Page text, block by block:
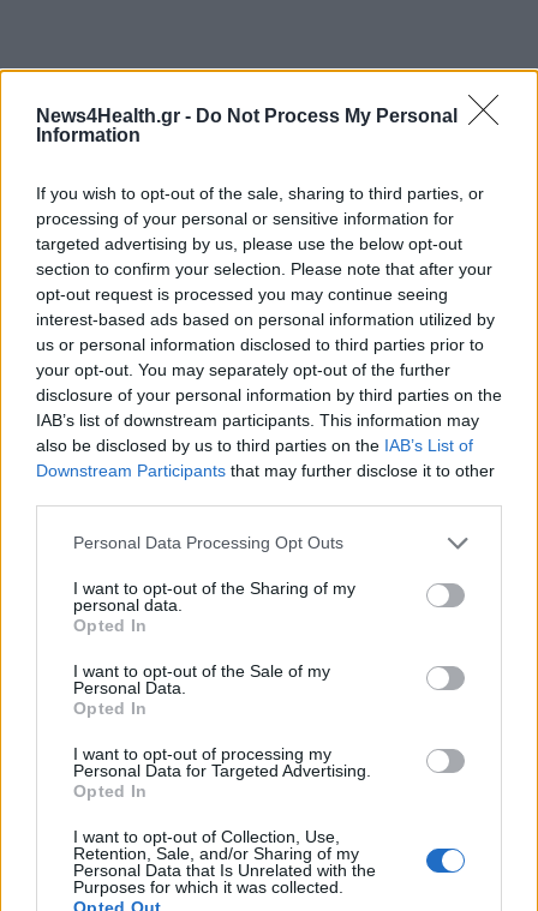
News4Health.gr - Do Not Process My Personal
Information
If you wish to opt-out of the sale, sharing to third parties, or
processing of your personal or sensitive information for
targeted advertising by us, please use the below opt-out
section to confirm your selection. Please note that after your
opt-out request is processed you may continue seeing
interest-based ads based on personal information utilized by
us or personal information disclosed to third parties prior to
your opt-out. You may separately opt-out of the further
disclosure of your personal information by third parties on the
IAB’s list of downstream participants. This information may
also be disclosed by us to third parties on the IAB’s List of
Downstream Participants that may further disclose it to other
Personal Data Processing Opt Outs
I want to opt-out of the Sharing of my
personal data.
Opted In
I want to opt-out of the Sale of my
Personal Data.
Opted In
I want to opt-out of processing my
Personal Data for Targeted Advertising.
Opted In
I want to opt-out of Collection, Use,
Retention, Sale, and/or Sharing of my
Personal Data that Is Unrelated with the
Purposes for which it was collected.
Opted Out
Τελευταία τροποποίηση στις 06/11/2020 - 15:45
ΚΑΡΔΙΑ
ΑΣΘΕΝΕΙΣ
ΠΕΡΙΣΣΟΤΕΡΑ ΣΤΗΝ ΙΔΙΑ ΚΑΤΗΓΟΡΙΑ